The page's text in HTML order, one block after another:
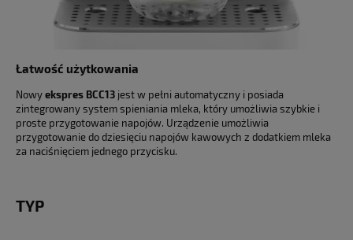
Łatwość użytkowania
Nowy ekspres BCC13 jest w pełni automatyczny i posiada
zintegrowany system spieniania mleka, który umożliwia szybkie i
proste przygotowanie napojów. Urządzenie umożliwia
przygotowanie do dziesięciu napojów kawowych z dodatkiem mleka
za naciśnięciem jednego przycisku.
TYP